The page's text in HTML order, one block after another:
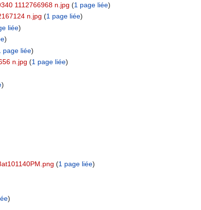
1112766968 n.jpg ‏‎ (1 page liée)
n.jpg ‏‎ (1 page liée)
liée)
)
page liée)
n.jpg ‏‎ (1 page liée)
)
‏‎ (1 page liée)
)